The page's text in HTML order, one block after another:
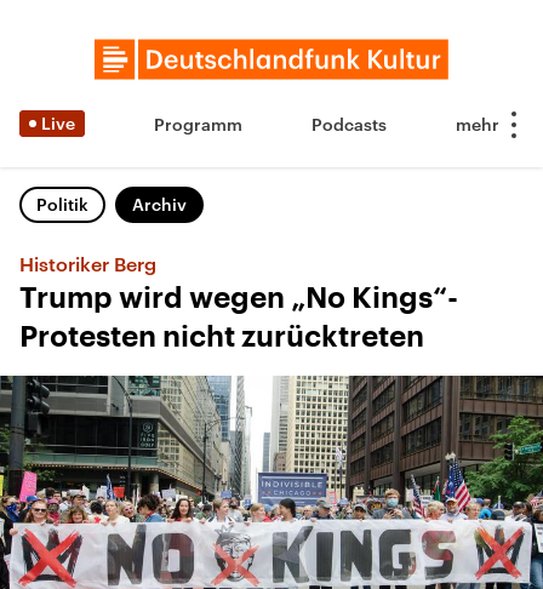
Live Programm Podcasts
Politik Archiv
Historiker Berg
Trump wird wegen „No Kings“-
Protesten nicht zurücktreten